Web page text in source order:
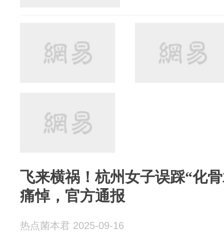
飞来横祸！杭州女子误踩“化
痛悼，官方通报
热点菌本君 2025-09-16